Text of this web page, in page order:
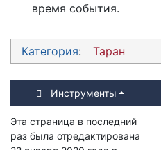
время события.
Категория: Таран
Инструменты
Эта страница в последний
раз была отредактирована